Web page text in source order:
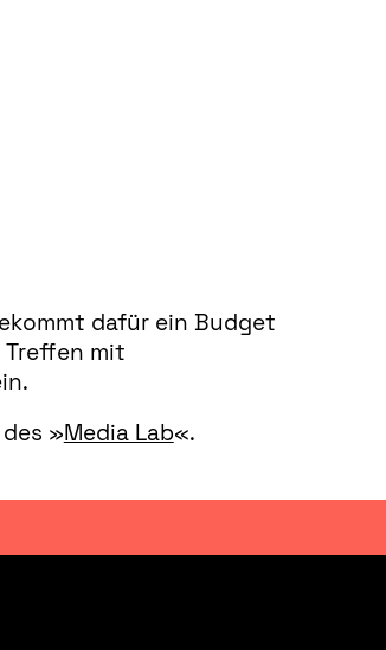
dafür ein Budget
Treffen mit
»Media Lab«.